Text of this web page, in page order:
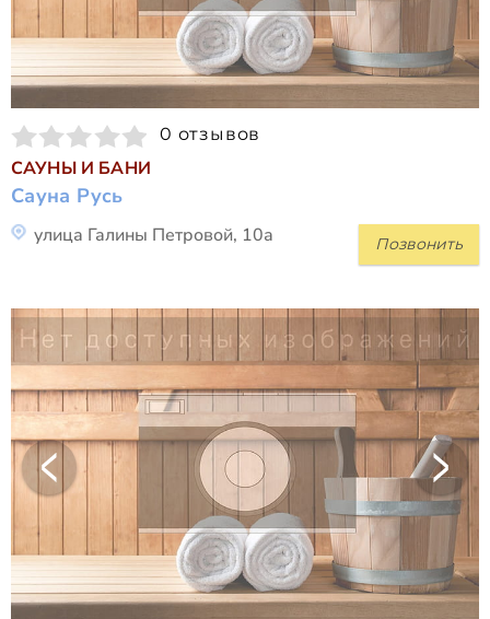
0 отзывов
САУНЫ И БАНИ
Сауна Русь
Позвонить
улица Галины Петровой, 10а